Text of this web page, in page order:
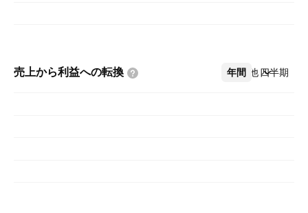
売上から利益への転換 年間 四半期
その他